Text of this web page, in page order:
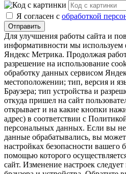
Я согласен с обработкой
Отправить
Для улучшения работы сайта и
информативности мы используем
Яндекс Метрика. Продолжая
разрешение на использование
обработку данных сервисом
местоположении; тип, версия и
Браузера; тип устройства и
откуда пришел на сайт
открывает и на какие кнопки
адрес) в соответствии с
персональных данных. Если вы
данные обрабатывались, вы
настройках безопасности вашего
помощью которого
сайт. Изменение настроек